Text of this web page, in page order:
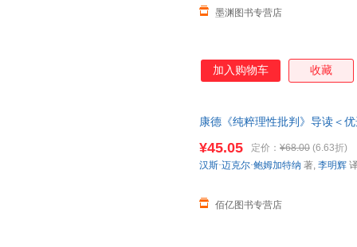
墨渊图书专营店
加入购物车 收藏
康德《纯粹理性批判》导读＜
¥45.05 定价： ¥68.00 (6.63折)
佰亿图书专营店
汉斯·迈克尔·鲍姆加特纳 著, 李明辉